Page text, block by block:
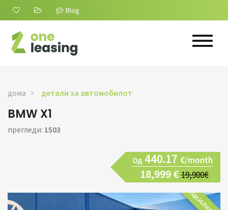
Blog
дома детали за автомобилот
BMW X1
прегледи: 1503
Од 440.17 €/month
18,999 €19,900€